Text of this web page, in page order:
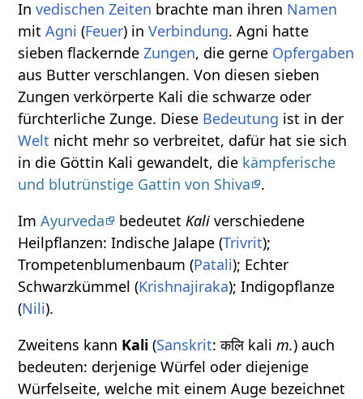
Invedischen Zeiten brachte man ihren Namen
mitAgni (Feuer) inVerbindung. Agni hatte
sieben flackerndeZungen, die gerne Opfergaben
aus Butter verschlangen. Von diesen sieben
Zungen verkörperte Kali die schwarze oder
fürchterliche Zunge. Diese Bedeutung ist in der
Welt nicht mehr so verbreitet, dafür hat sie sich
in die Göttin Kali gewandelt, die kämpferische
und blutrünstige Gattin von Shiva
.
ImAyurveda bedeutetKali verschiedene
Heilpflanzen: Indische Jalape (Trivrit);
Trompetenblumenbaum (Patali); Echter
Schwarzkümmel (Krishnajiraka); Indigopflanze
(Nili).
Zweitens kann Kali (Sanskrit: कलि kalim.) auch
bedeuten: derjenige Würfel oder diejenige
Würfelseite, welche mit einem Auge bezeichnet